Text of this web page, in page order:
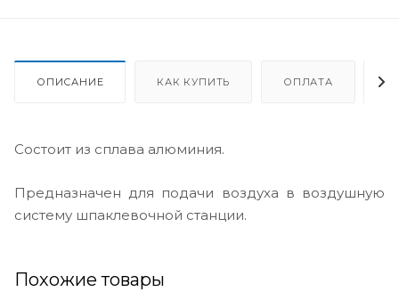
ОПИСАНИЕ КАК КУПИТЬ ОПЛАТА
Состоит из сплава алюминия.
Предназначен для подачи воздуха в воздушную
систему шпаклевочной станции.
Похожие товары